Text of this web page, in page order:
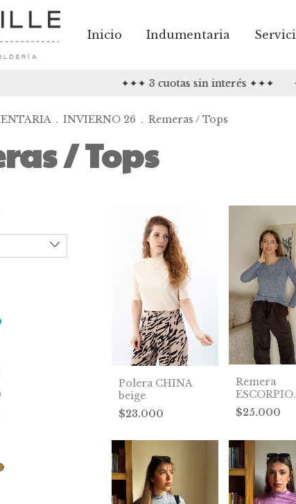
Inicio Indumentaria
✦✦✦ 3 cuotas sin interés ✦✦✦ ✦✦✦
. INVIERNO 26 . Remeras / Tops
/ Tops
Polera CHINA
beige
$23.000
Remera
ESCORPIO
celeste
$25.000